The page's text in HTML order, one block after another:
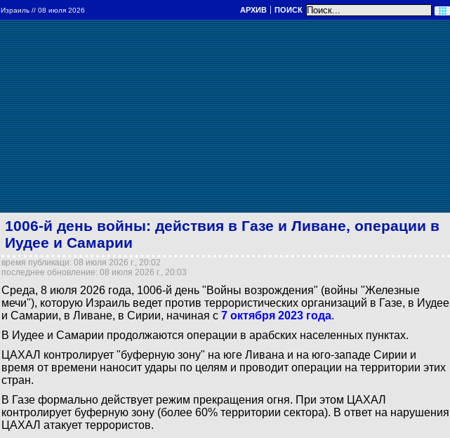
Израиль // 08 июля 2026 АРХИВ ПОИСК
1006-й день войны: действия в Газе и Ливане, операции в
Иудее и Самарии
время публикаци: 08 июля 2026 г., 20:02
последнее обновление: 08 июля 2026 г., 20:03
Среда, 8 июля 2026 года, 1006-й день "Войны возрождения" (войны "Железные
мечи"), которую Израиль ведет против террористических организаций в Газе, в Иудее
и Самарии, в Ливане, в Сирии, начиная с 7 октября 2023 года.
В Иудее и Самарии продолжаются операции в арабских населенных пунктах.
ЦАХАЛ контролирует "буферную зону" на юге Ливана и на юго-западе Сирии и
время от времени наносит удары по целям и проводит операции на территории этих
стран.
В Газе формально действует режим прекращения огня. При этом ЦАХАЛ
контролирует буферную зону (более 60% территории сектора). В ответ на нарушения
ЦАХАЛ атакует террористов.